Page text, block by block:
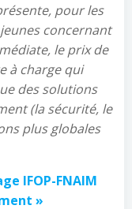
pour les
concernant
le prix de
à charge qui
des solutions
(la sécurité, le
plus globales
IFOP-FNAIM
»